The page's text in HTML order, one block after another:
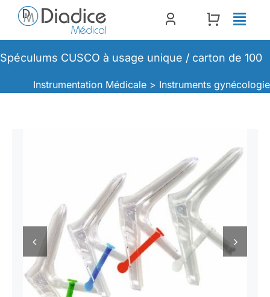
Passer
contenu
Spéculums CUSCO à usage unique / carton de 100
Instrumentation Médicale > Instruments gynécologie